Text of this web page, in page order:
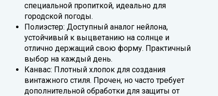
специальной пропиткой, идеально для
городской погоды.
Полиэстер: Доступный аналог нейлона,
устойчивый к выцветанию на солнце и
отлично держащий свою форму. Практичный
выбор на каждый день.
Канвас: Плотный хлопок для создания
винтажного стиля. Прочен, но часто требует
дополнительной обработки для защиты от